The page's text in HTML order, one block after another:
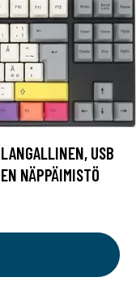
USB
NÄPPÄIMISTÖ